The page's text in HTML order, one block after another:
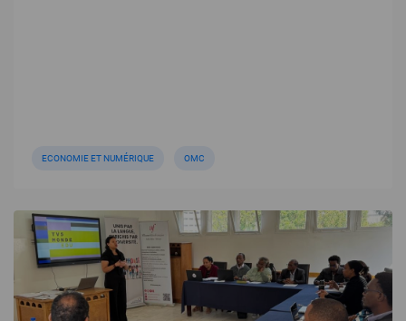
ECONOMIE ET NUMÉRIQUE OMC